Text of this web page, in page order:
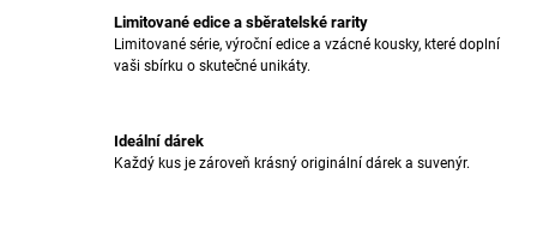
Í
P
R
V
Ý
Limitované edice a sběratelské rarity
Limitované série, výroční edice a vzácné kousky, které doplní
vaši sbírku o skutečné unikáty.
Ideální dárek
Každý kus je zároveň krásný originální dárek a suvenýr.